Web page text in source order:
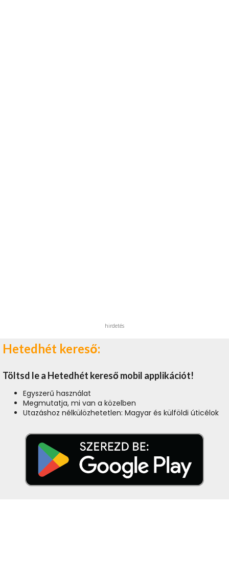
hirdetés
Hetedhét kereső:
Töltsd le a Hetedhét kereső mobil applikációt!
Egyszerű használat
Megmutatja, mi van a közelben
Utazáshoz nélkülözhetetlen: Magyar és külföldi úticélok